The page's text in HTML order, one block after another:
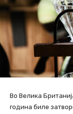
Во Велика
година биле